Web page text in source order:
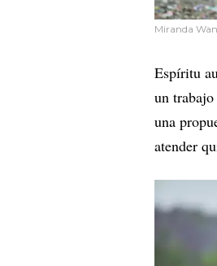
Miranda
Espíritu
un
una
atender